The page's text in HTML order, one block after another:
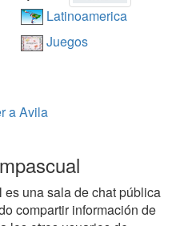
Latinoamerica
Juegos
a Avila
una sala de chat pública
compartir información de